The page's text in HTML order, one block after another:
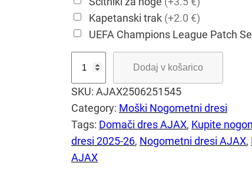
Kapetanski trak (+2.0 €)
UEFA Champions League Patch
m
a
č
i
n
Dodaj v košarico
SKU: AJAX2506251545
Category: Moški Nogometni dresi
Tags: Domači dres AJAX, Kupite
dresi 2025-26, Nogometni dresi AJAX,
AJAX